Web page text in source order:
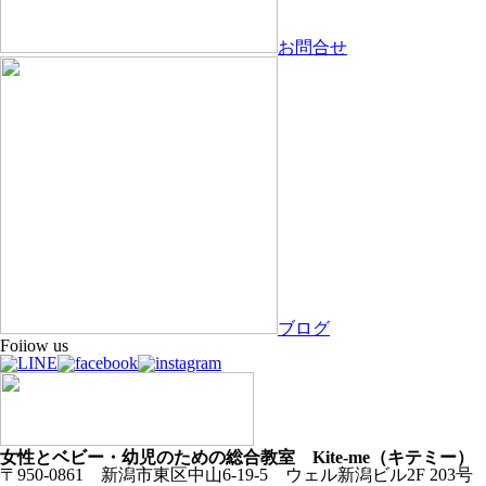
お問合せ
ブログ
Foiiow us
女性とベビー・幼児のための総合教室 Kite-me（キテミー）
〒950-0861 新潟市東区中山6-19-5 ウェル新潟ビル2F 203号